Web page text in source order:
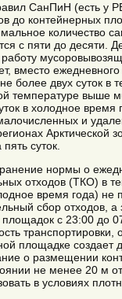
СанПиН (есть у
до контейнерных
количество
с пяти до десяти.
вместо
более двух суток в
температуре выше
в холодное время
и
Арктической
суток.
нормы о
отходов (ТКО) в
время года) не
сбор отходов, а
с 23:00 до
транспортировки,
площадке создает
о размещении
не менее 20 м
в условиях